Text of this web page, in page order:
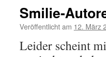
Smilie-
Veröffentlicht am 12. März
Leider scheint